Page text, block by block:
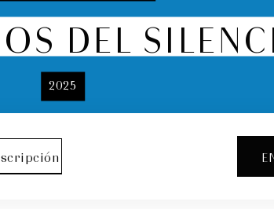
DEL
2025